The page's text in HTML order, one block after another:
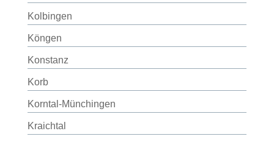
Kolbingen
Köngen
Konstanz
Korb
Korntal-Münchingen
Kraichtal